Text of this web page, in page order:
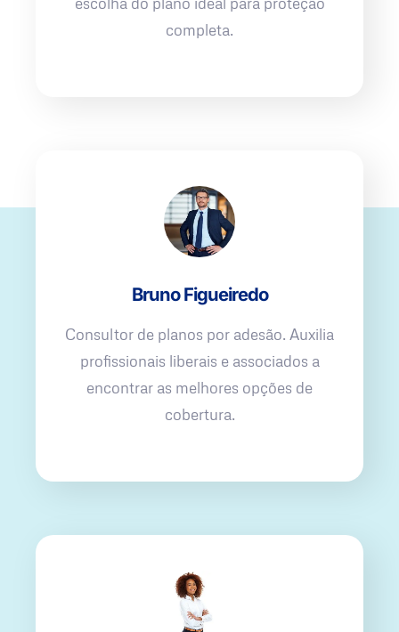
completa.
Bruno Figueiredo
Consultor de planos por adesão. Auxilia
profissionais liberais e associados a
encontrar as melhores opções de
cobertura.